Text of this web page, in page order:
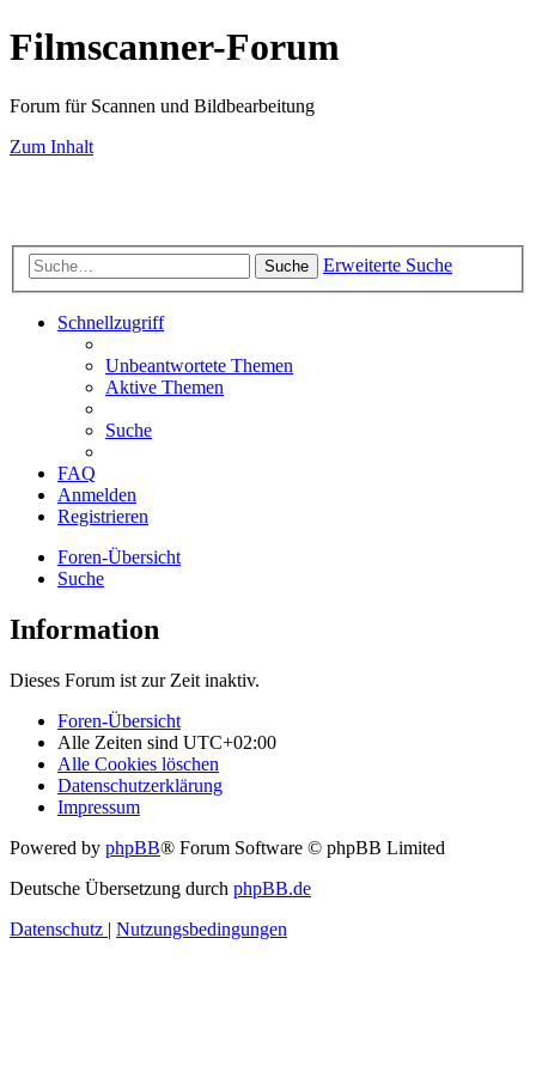
Filmscanner-Forum
Forum für Scannen und Bildbearbeitung
Zum Inhalt
Suche Erweiterte Suche
Schnellzugriff
Unbeantwortete Themen
Aktive Themen
Suche
FAQ
Anmelden
Registrieren
Foren-Übersicht
Suche
Information
Dieses Forum ist zur Zeit inaktiv.
Foren-Übersicht
Alle Zeiten sind UTC+02:00
Alle Cookies löschen
Datenschutzerklärung
Impressum
Powered by phpBB® Forum Software © phpBB Limited
Deutsche Übersetzung durch phpBB.de
Datenschutz | Nutzungsbedingungen